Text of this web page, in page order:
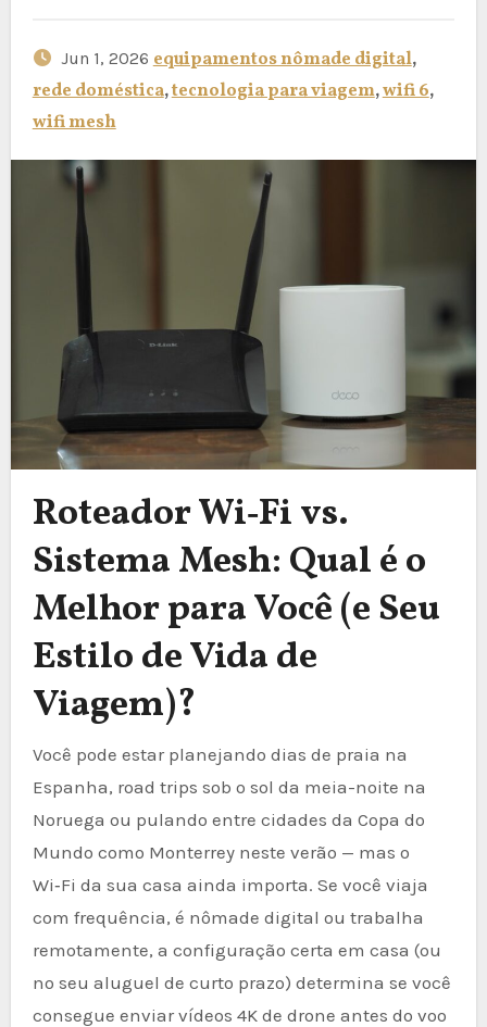
Jun 1, 2026 equipamentos nômade digital,
rede doméstica,tecnologia para viagem,wifi 6,
wifi mesh
Roteador Wi‑Fi vs.
Sistema Mesh: Qual é o
Melhor para Você (e Seu
Estilo de Vida de
Viagem)?
Você pode estar planejando dias de praia na
Espanha, road trips sob o sol da meia-noite na
Noruega ou pulando entre cidades da Copa do
Mundo como Monterrey neste verão — mas o
Wi‑Fi da sua casa ainda importa. Se você viaja
com frequência, é nômade digital ou trabalha
remotamente, a configuração certa em casa (ou
no seu aluguel de curto prazo) determina se você
consegue enviar vídeos 4K de drone antes do voo